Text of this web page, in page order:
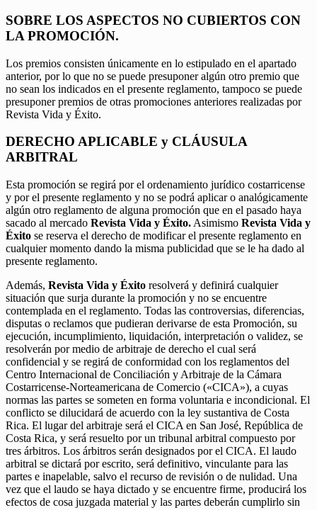
SOBRE LOS ASPECTOS NO CUBIERTOS CON
LA PROMOCIÓN.
Los premios consisten únicamente en lo estipulado en el apartado
anterior, por lo que no se puede presuponer algún otro premio que
no sean los indicados en el presente reglamento, tampoco se puede
presuponer premios de otras promociones anteriores realizadas por
Revista Vida y Éxito.
DERECHO APLICABLE y CLÁUSULA
ARBITRAL
Esta promoción se regirá por el ordenamiento jurídico costarricense
y por el presente reglamento y no se podrá aplicar o analógicamente
algún otro reglamento de alguna promoción que en el pasado haya
sacado al mercado Revista Vida y Éxito. Asimismo Revista Vida y
Éxito se reserva el derecho de modificar el presente reglamento en
cualquier momento dando la misma publicidad que se le ha dado al
presente reglamento.
Además, Revista Vida y Éxito resolverá y definirá cualquier
situación que surja durante la promoción y no se encuentre
contemplada en el reglamento. Todas las controversias, diferencias,
disputas o reclamos que pudieran derivarse de esta Promoción, su
ejecución, incumplimiento, liquidación, interpretación o validez, se
resolverán por medio de arbitraje de derecho el cual será
confidencial y se regirá de conformidad con los reglamentos del
Centro Internacional de Conciliación y Arbitraje de la Cámara
Costarricense-Norteamericana de Comercio («CICA»), a cuyas
normas las partes se someten en forma voluntaria e incondicional. El
conflicto se dilucidará de acuerdo con la ley sustantiva de Costa
Rica. El lugar del arbitraje será el CICA en San José, República de
Costa Rica, y será resuelto por un tribunal arbitral compuesto por
tres árbitros. Los árbitros serán designados por el CICA. El laudo
arbitral se dictará por escrito, será definitivo, vinculante para las
partes e inapelable, salvo el recurso de revisión o de nulidad. Una
vez que el laudo se haya dictado y se encuentre firme, producirá los
efectos de cosa juzgada material y las partes deberán cumplirlo sin